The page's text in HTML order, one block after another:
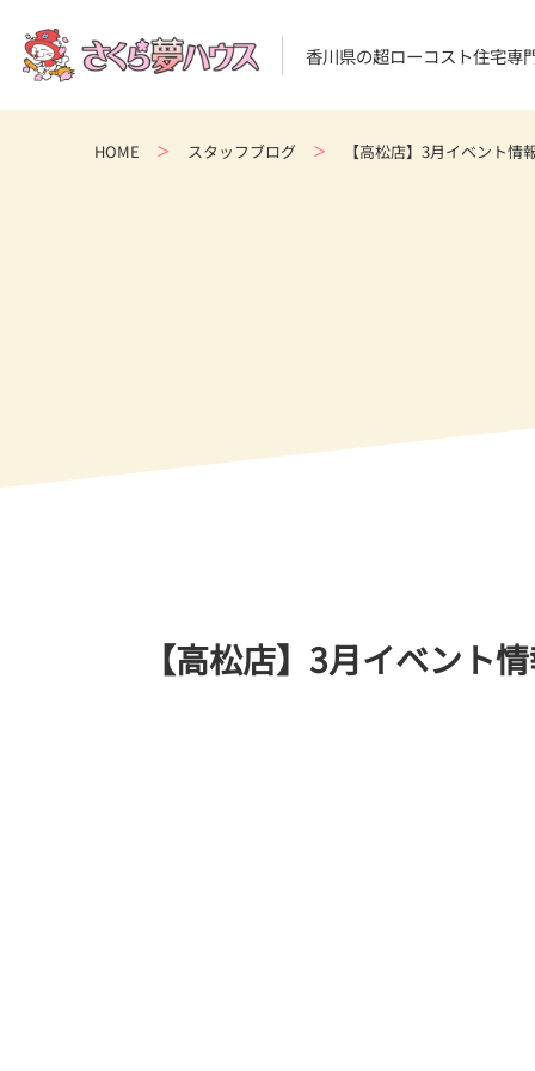
香川県の超ローコスト住宅専
HOME スタッフブログ 【高松店】3月イベント情
【高松店】3月イベント